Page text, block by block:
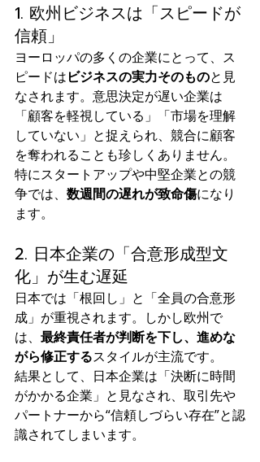
1. 欧州ビジネスは「スピードが
信頼」
ヨーロッパの多くの企業にとって、ス
ピードはビジネスの実力そのものと見
なされます。意思決定が遅い企業は
「顧客を軽視している」「市場を理解
していない」と捉えられ、競合に顧客
を奪われることも珍しくありません。
特にスタートアップや中堅企業との競
争では、 数週間の遅れが致命傷になり
ます。
2. 日本企業の「合意形成型文
化」が生む遅延
日本では「根回し」と「全員の合意形
成」が重視されます。しかし欧州で
は、 最終責任者が判断を下し、進めな
がら修正するスタイルが主流です。
結果として、日本企業は「決断に時間
がかかる企業」と見なされ、取引先や
パートナーから“信頼しづらい存在”と認
識されてしまいます。